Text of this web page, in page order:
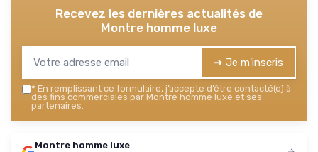
Recevez les dernières actualités de
Montre homme luxe
➔ Je m'inscris
* En remplissant ce formulaire, j’accepte d’être contacté(e) à
des fins commerciales par Montre homme luxe et ses
partenaires.
Montre homme luxe